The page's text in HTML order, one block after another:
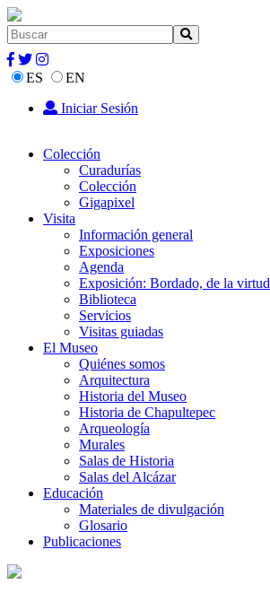
ES
EN
Iniciar Sesión
Colección
Curadurías
Colección
Gigapixel
Visita
Información general
Exposiciones
Agenda
Exposición: Bordado, de la virtud
Biblioteca
Servicios
Visitas guiadas
El Museo
Quiénes somos
Arquitectura
Historia del Museo
Historia de Chapultepec
Arqueología
Murales
Salas de Historia
Salas del Alcázar
Educación
Materiales de divulgación
Glosario
Publicaciones